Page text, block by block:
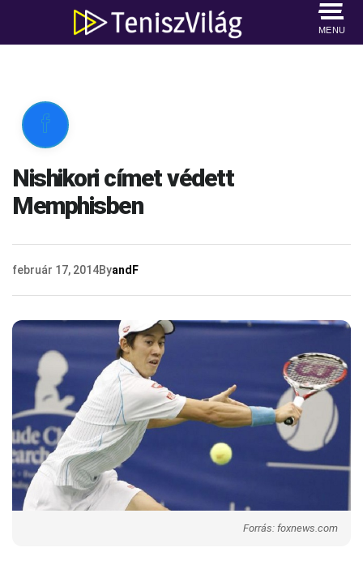
MENU

Nishikori címet védett
Memphisben
február 17, 2014ByandF
Forrás: foxnews.com